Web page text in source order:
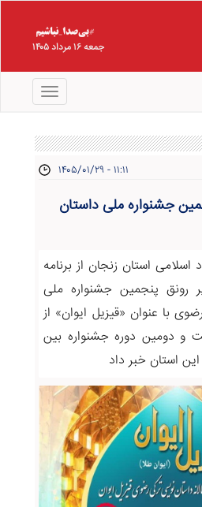
جمعه ۱۶ مرداد ۱۴۰۵
منو
۱۴۰۵/۰۱/۲۹ - ۱۱:۱۱
جشنواره ملی داستان
استان زنجان از برنامه
رونق پنجمین جشنواره ملی
با عنوان «قیزیل ایوان» از
و دومین دوره جشنواره بین
استان خبر داد